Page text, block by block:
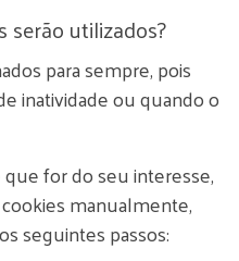
serão utilizados?
para sempre, pois
inatividade ou quando o
for do seu interesse,
manualmente,
seguintes passos: